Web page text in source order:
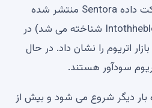
گزارشی که اخیراً توسط شرکت داده Sentora منتشر شده
است (که قبلاً با عنوان Intothheblock شناخته می شد) در
اتریوم را نشان داد. در حال
بار دیگر شروع می شود و بیش از